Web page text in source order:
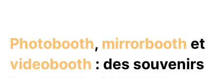
Photobooth, mirrorbooth et
videobooth : des souvenirs